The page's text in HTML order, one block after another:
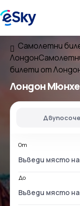
Самолетни
Лондон
билети от
Лондон
От
До